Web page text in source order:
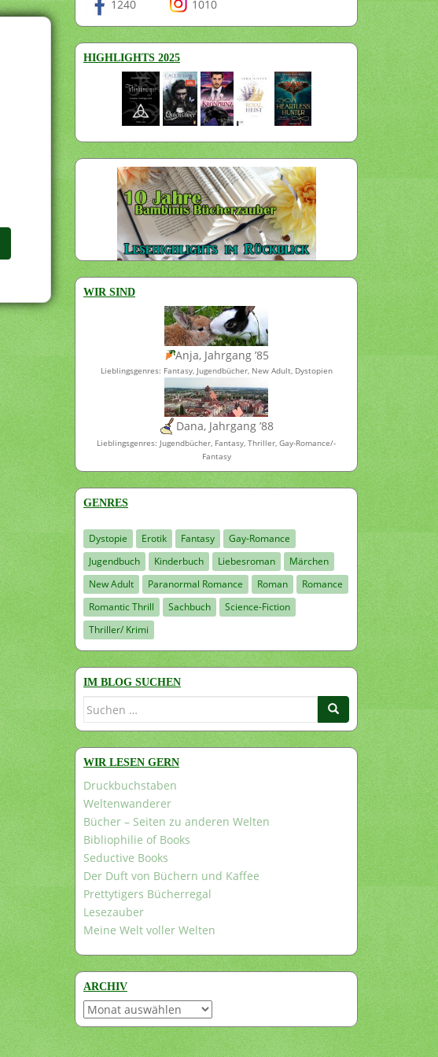
1240 1010
HIGHLIGHTS 2025
WIR SIND
Anja, Jahrgang ’85
Lieblingsgenres: Fantasy, Jugendbücher, New Adult, Dystopien
Dana, Jahrgang ’88
Lieblingsgenres: Jugendbücher, Fantasy, Thriller, Gay-Romance/-
Fantasy
GENRES
Dystopie Erotik Fantasy
Gay-Romance
Jugendbuch
Kinderbuch Liebesroman
Märchen
New Adult
Paranormal Romance Roman
Romance
Romantic Thrill
Sachbuch
Science-Fiction
Thriller/ Krimi
IM BLOG SUCHEN
Suchen
WIR LESEN GERN
Druckbuchstaben
Weltenwanderer
Bücher – Seiten zu anderen Welten
Bibliophilie of Books
Seductive Books
Der Duft von Büchern und Kaffee
Prettytigers Bücherregal
Lesezauber
Meine Welt voller Welten
ARCHIV
Archiv